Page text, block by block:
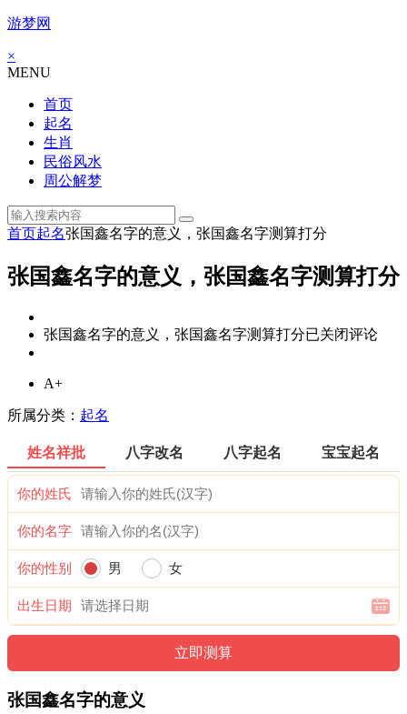
游梦网
×
MENU
首页
起名
生肖
民俗风水
周公解梦
首页起名张国鑫名字的意义，张国鑫名字测算打分
张国鑫名字的意义，张国鑫名字测算打分
张国鑫名字的意义，张国鑫名字测算打分已关闭评论
A+
所属分类： 起名
姓名祥批 八字改名 八字起名 宝宝起名
你的姓氏
你的名字
你的性别 男 女
出生日期
张国鑫名字的意义